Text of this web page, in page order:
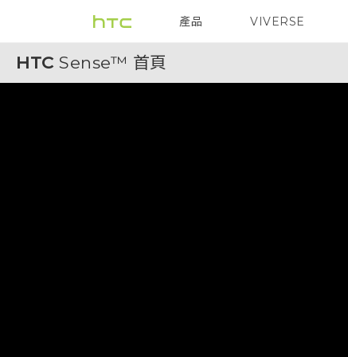
Sense™
產品
VIVE G REIGNS
VIVERSE
HTC Sense™ 首頁